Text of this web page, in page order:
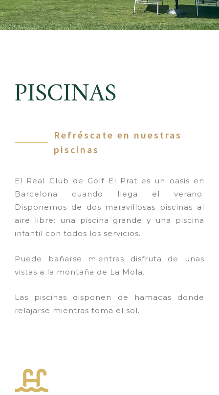
PISCINAS
Refréscate en nuestras
piscinas
El Real Club de Golf El Prat es un oasis en
Barcelona cuando llega el verano.
Disponemos de dos maravillosas piscinas al
aire libre: una piscina grande y una piscina
infantil con todos los servicios.
Puede bañarse mientras disfruta de unas
vistas a la montaña de La Mola.
Las piscinas disponen de hamacas donde
relajarse mientras toma el sol.